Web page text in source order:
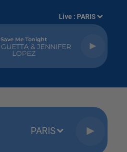
Live : PARIS
Save Me Tonight
& JENNIFER
LOPEZ
PARIS